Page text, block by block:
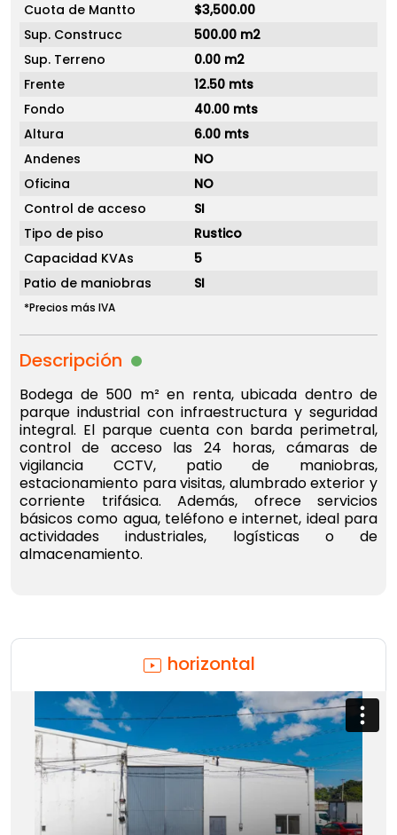
Cuota de Mantto
$3,500.00
Sup. Construcc
500.00 m2
Sup. Terreno
0.00 m2
Frente
12.50 mts
Fondo
40.00 mts
Altura
6.00 mts
Andenes
NO
Oficina
NO
Control de acceso
SI
Tipo de piso
Rustico
Capacidad KVAs
5
Patio de maniobras
SI
*Precios más IVA
Descripción
Bodega de 500 m² en renta, ubicada dentro de
parque industrial con infraestructura y seguridad
integral. El parque cuenta con barda perimetral,
control de acceso las 24 horas, cámaras de
vigilancia CCTV, patio de maniobras,
estacionamiento para visitas, alumbrado exterior y
corriente trifásica. Además, ofrece servicios
básicos como agua, teléfono e internet, ideal para
actividades industriales, logísticas o de
almacenamiento.
horizontal